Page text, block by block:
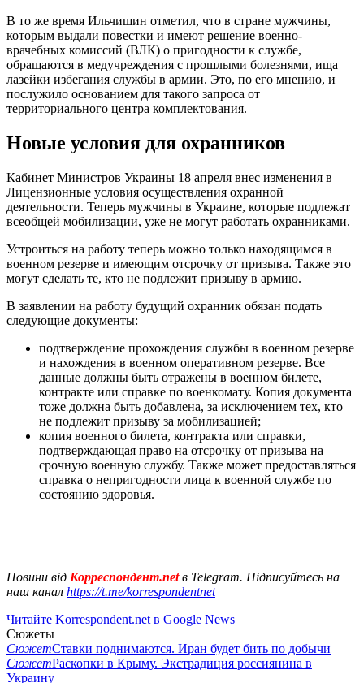
В то же время Ильчишин отметил, что в стране мужчины,
которым выдали повестки и имеют решение военно-
врачебных комиссий (ВЛК) о пригодности к службе,
обращаются в медучреждения с прошлыми болезнями, ища
лазейки избегания службы в армии. Это, по его мнению, и
послужило основанием для такого запроса от
территориального центра комплектования.
Новые условия для охранников
Кабинет Министров Украины 18 апреля внес изменения в
Лицензионные условия осуществления охранной
деятельности. Теперь мужчины в Украине, которые подлежат
всеобщей мобилизации, уже не могут работать охранниками.
Устроиться на работу теперь можно только находящимся в
военном резерве и имеющим отсрочку от призыва. Также это
могут сделать те, кто не подлежит призыву в армию.
В заявлении на работу будущий охранник обязан подать
следующие документы:
подтверждение прохождения службы в военном резерве
и нахождения в военном оперативном резерве. Все
данные должны быть отражены в военном билете,
контракте или справке по военкомату. Копия документа
тоже должна быть добавлена, за исключением тех, кто
не подлежит призыву за мобилизацией;
копия военного билета, контракта или справки,
подтверждающая право на отсрочку от призыва на
срочную военную службу. Также может предоставляться
справка о непригодности лица к военной службе по
состоянию здоровья.
Новини від Корреспондент.netв Telegram. Підписуйтесь на
наш канал https://t.me/korrespondentnet
Читайте Korrespondent.net в Google News
Сюжеты
СюжетСтавки поднимаются. Иран будет бить по добычи
СюжетРаскопки в Крыму. Экстрадиция россиянина в
Украину